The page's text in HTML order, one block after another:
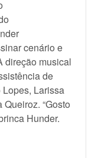
cenário e
direção musical
de
Larissa
“Gosto
Hunder.